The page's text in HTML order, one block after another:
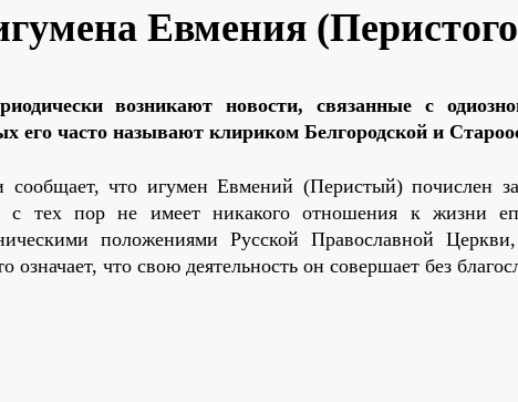
Евмения
возникают новости, связанные с
его часто называют клириком Белгородской и
сообщает, что игумен Евмений (Перистый) почислен
с тех пор не имеет никакого отношения к жизни
положениями Русской Православной
означает, что свою деятельность он совершает без